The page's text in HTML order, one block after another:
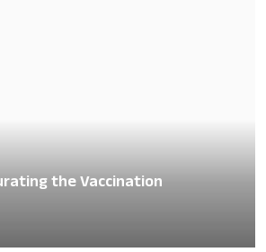
the Vaccination